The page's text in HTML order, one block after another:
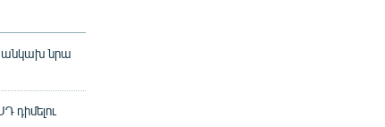
անկախ նրա
դիմելու